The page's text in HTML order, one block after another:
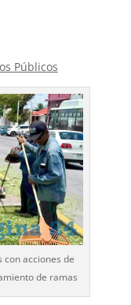
Públicos
acciones de
de ramas